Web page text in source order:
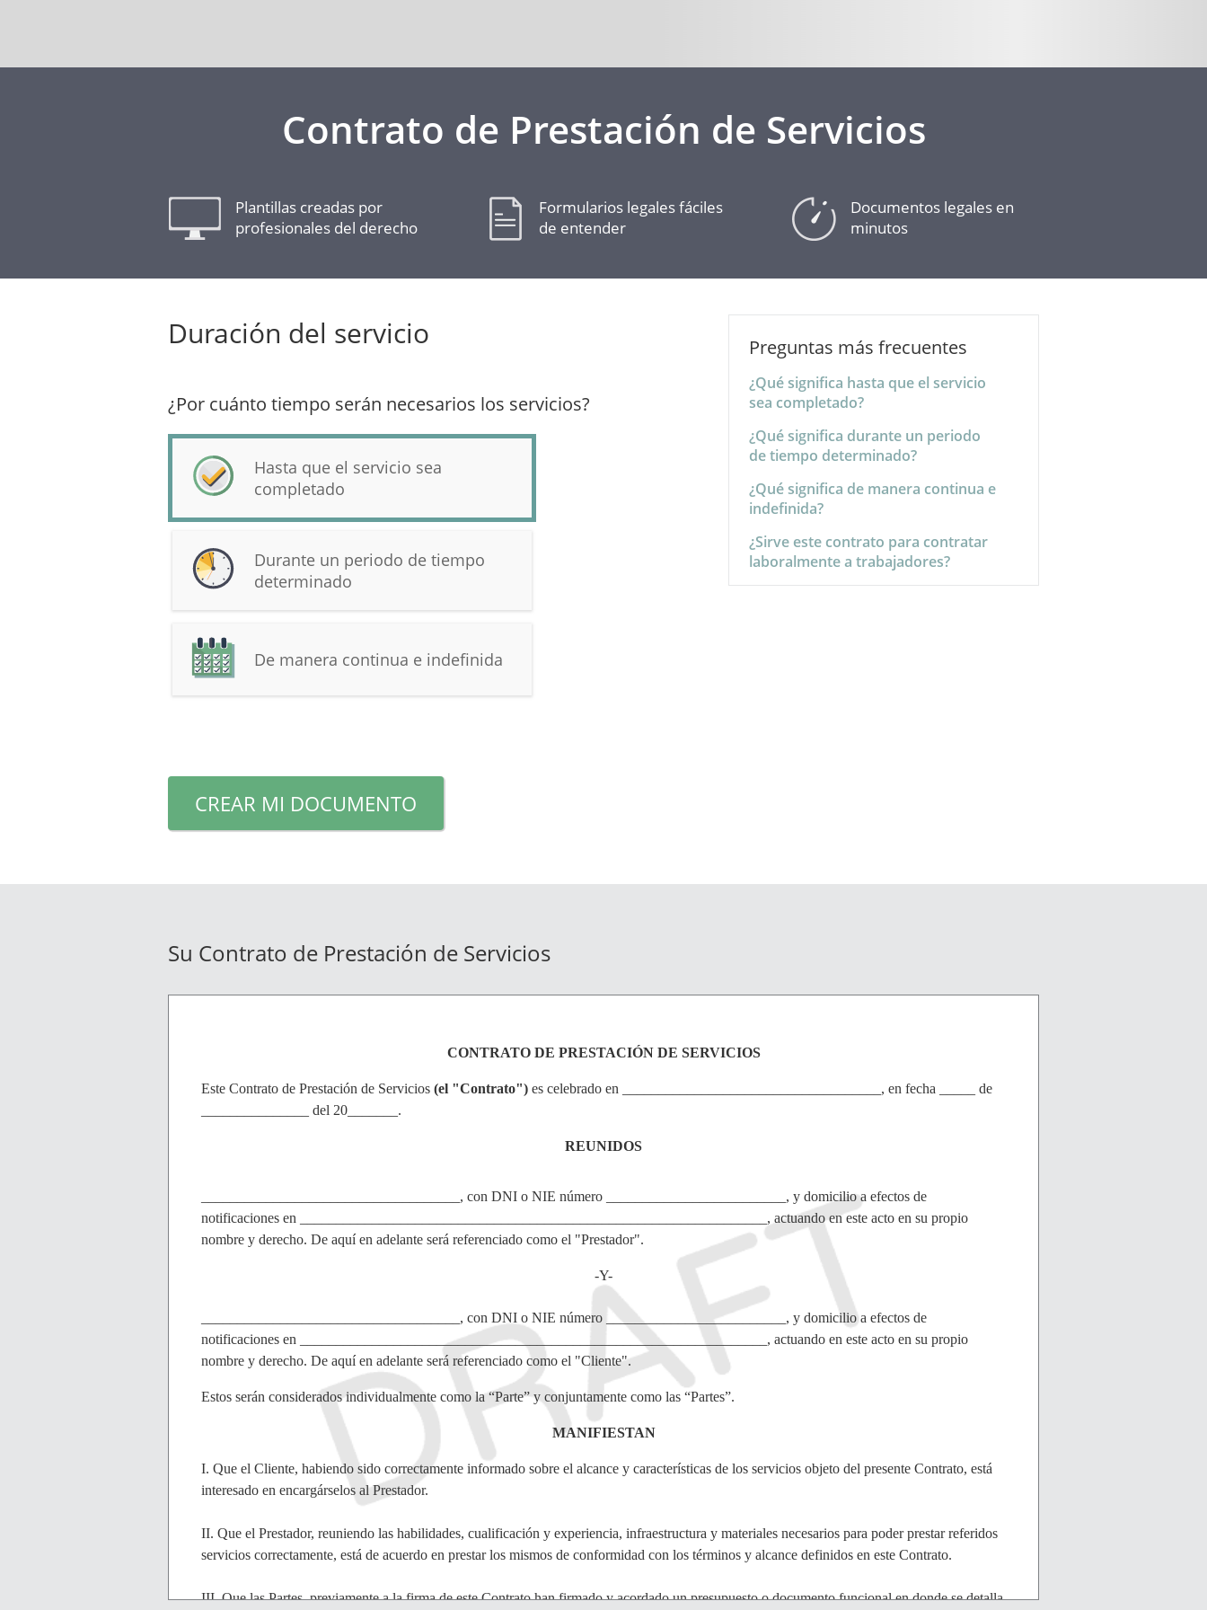
Contrato de Prestación de Servicios
Plantillas creadas por
profesionales del derecho
Formularios legales fáciles
de entender
Documentos legales en
minutos
Duración del servicio
¿Por cuánto tiempo serán necesarios los servicios?
Hasta que el servicio sea
completado
Durante un periodo de tiempo
determinado
De manera continua e indefinida
CREAR MI DOCUMENTO
Preguntas más frecuentes
¿Qué significa hasta que el servicio
sea completado?
¿Qué significa durante un periodo
de tiempo determinado?
¿Qué significa de manera continua e
indefinida?
¿Sirve este contrato para contratar
laboralmente a trabajadores?
Su Contrato de Prestación de Servicios
CONTRATO DE PRESTACIÓN DE SERVICIOS
Este Contrato de Prestación de Servicios (el "Contrato") es celebrado en ____________________________________, en fecha _____ de
_______________ del 20_______.
REUNIDOS
____________________________________, con DNI o NIE número _________________________, y domicilio a efectos de
notificaciones en _________________________________________________________________, actuando en este acto en su propio
nombre y derecho. De aquí en adelante será referenciado como el "Prestador".
-Y-
____________________________________, con DNI o NIE número _________________________, y domicilio a efectos de
notificaciones en _________________________________________________________________, actuando en este acto en su propio
nombre y derecho. De aquí en adelante será referenciado como el "Cliente".
Estos serán considerados individualmente como la “Parte” y conjuntamente como las “Partes”.
MANIFIESTAN
I. Que el Cliente, habiendo sido correctamente informado sobre el alcance y características de los servicios objeto del presente Contrato, está
interesado en encargárselos al Prestador.
II. Que el Prestador, reuniendo las habilidades, cualificación y experiencia, infraestructura y materiales necesarios para poder prestar referidos
servicios correctamente, está de acuerdo en prestar los mismos de conformidad con los términos y alcance definidos en este Contrato.
III. Que las Partes, previamente a la firma de este Contrato han firmado y acordado un presupuesto o documento funcional en donde se detalla